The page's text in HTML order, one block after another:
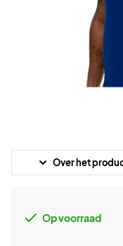
Over het
Op voorraad